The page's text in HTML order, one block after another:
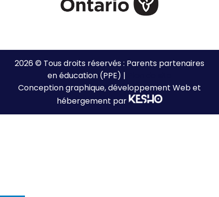
2026 © Tous droits réservés : Parents partenaires
en éducation (PPE) |
Conception graphique, développement Web et
hébergement par